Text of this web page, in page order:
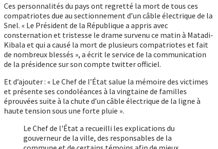
Ces personnalités du pays ont regretté la mort de tous ces
compatriotes due au sectionnement d’un câble électrique de la
Snel. « Le Président de la République a appris avec
consternation et tristesse le drame survenu ce matin à Matadi-
Kibala et qui a causé la mort de plusieurs compatriotes et fait
de nombreux blessés », a écrit le service de la communication
de la présidence sur son compte twitter officiel.
Et d’ajouter : « Le Chef de l’État salue la mémoire des victimes
et présente ses condoléances à la vingtaine de familles
éprouvées suite à la chute d’un câble électrique de la ligne à
haute tension sous une forte pluie ».
Le Chef de l'État a recueilli les explications du
gouverneur de la ville, des responsables de la